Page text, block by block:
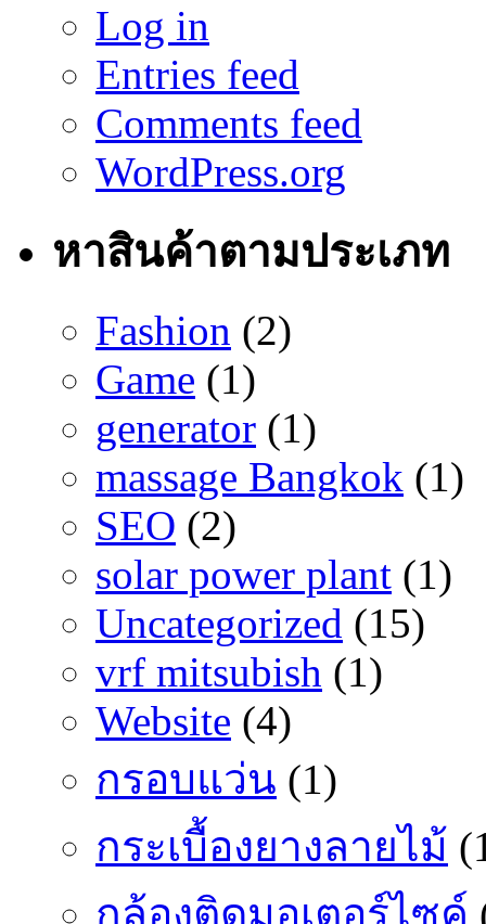
Log in
Entries feed
Comments feed
WordPress.org
หาสินค้าตามประเภท
Fashion (2)
Game (1)
generator (1)
massage Bangkok (1)
SEO (2)
solar power plant (1)
Uncategorized (15)
vrf mitsubish (1)
Website (4)
กรอบแว่น (1)
กระเบื้องยางลายไม้
กล้องติดมอเตอร์ไซค์